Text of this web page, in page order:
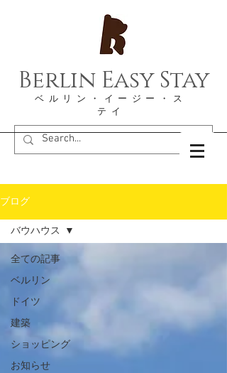
Berlin Easy Stay
​ベルリン・イージー・ス
テイ
ブログ
全ての記事
ベルリン
ドイツ
建築
ショッピング
お知らせ
バウハウス